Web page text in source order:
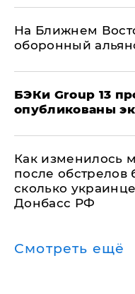
На Ближнем
оборонный
​БЭКи Group 13
опубликованы
Как изменилось
после обстрелов
сколько
Донбасс РФ
Смотреть ещё